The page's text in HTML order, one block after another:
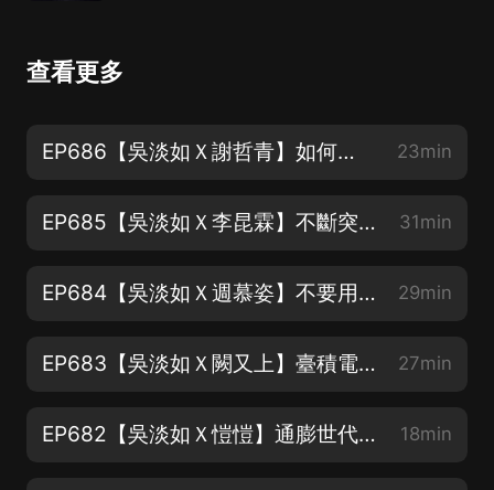
康、美味的挪威鯖魚，滿額即贈限量北歐風購物袋. ️實體
市)」、全臺「江醫師健康鋪子」、美福食集. ️線上通路：
請依各通路公布為準 *各通路購物袋數量有限、送完為主
暢銷雙書組合》 【人生實用商學院：富有是一種選擇＋
https://bit.ly/3AcXQ95(剩餘30組) 金石堂：
https://bit.ly/3OC42Mi(贈禮活動售完)
momo:https://bit.ly/3AdXL4U(贈禮活動售完) / 以DC電
查看更多
EP686【吳淡如Ｘ謝哲青】如何建造記憶宮殿？ 23min
EP685【吳淡如Ｘ李昆霖】不斷突破從最難做起 31min
EP684【吳淡如Ｘ週慕姿】不要用情緒勒索的方式來溝通 29min
EP683【吳淡如Ｘ闕又上】臺積電的價格與價值 27min
EP682【吳淡如Ｘ愷愷】通膨世代這樣賺 化解人生下半場的財富憂慮 18min